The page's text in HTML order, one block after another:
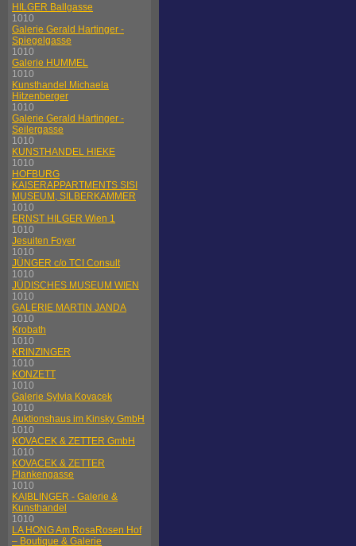
HILGER Ballgasse
1010
Galerie Gerald Hartinger -
Spiegelgasse
1010
Galerie HUMMEL
1010
Kunsthandel Michaela
Hitzenberger
1010
Galerie Gerald Hartinger -
Seilergasse
1010
KUNSTHANDEL HIEKE
1010
HOFBURG
KAISERAPPARTMENTS SISI
MUSEUM, SILBERKAMMER
1010
ERNST HILGER Wien 1
1010
Jesuiten Foyer
1010
JÜNGER c/o TCI Consult
1010
JÜDISCHES MUSEUM WIEN
1010
GALERIE MARTIN JANDA
1010
Krobath
1010
KRINZINGER
1010
KONZETT
1010
Galerie Sylvia Kovacek
1010
Auktionshaus im Kinsky GmbH
1010
KOVACEK & ZETTER GmbH
1010
KOVACEK & ZETTER
Plankengasse
1010
KAIBLINGER - Galerie &
Kunsthandel
1010
LA HONG Am RosaRosen Hof
– Boutique & Galerie